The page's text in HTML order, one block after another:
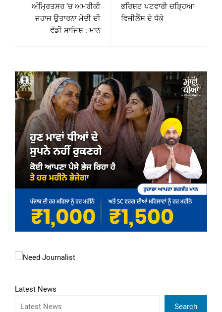
ਅੰਮ੍ਰਿਤਸਰ ‘ਚ ਅਮਰੀਕੀ
ਜਹਾਜ ਉਤਾਰਨਾ ਮੋਦੀ ਦੀ
ਵੱਡੀ ਸਾਜਿਸ਼ : ਮਾਨ
ਭਰਿਸ਼ਟ ਪਟਵਾਰੀ ਚੜ੍ਹਿਆ
ਵਿਜੀਲੈਂਸ ਦੇ ਧੱਕੇ
Latest News
Search